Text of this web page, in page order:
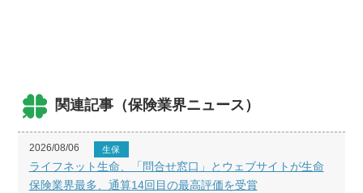
関連記事（保険業界ニュース）
2026/08/06 生保
ライフネット生命、「問合せ窓口」とウェブサイトが生命
保険業界最多、通算14回目の最高評価を受賞